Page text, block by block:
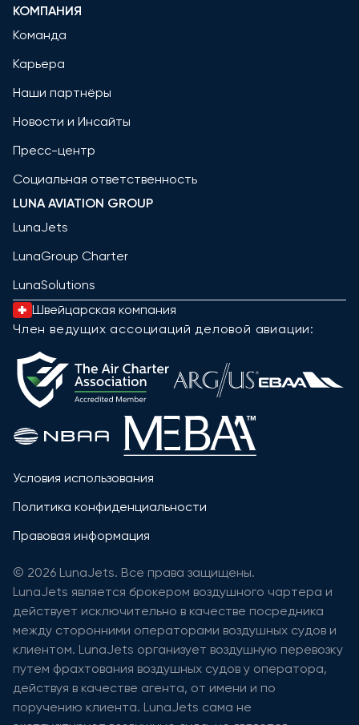
КОМПАНИЯ
Команда
Карьера
Наши партнёры
Новости и Инсайты
Пресс-центр
Социальная ответственность
LUNA AVIATION GROUP
LunaJets
LunaGroup Charter
LunaSolutions
Швейцарская компания
Член ведущих ассоциаций деловой авиации:
Условия использования
Политика конфиденциальности
Правовая информация
© 2026 LunaJets. Все права защищены.
LunaJets является брокером воздушного чартера и
действует исключительно в качестве посредника
между сторонними операторами воздушных судов и
клиентом. LunaJets организует воздушную перевозку
путем фрахтования воздушных судов у оператора,
действуя в качестве агента, от имени и по
поручению клиента. LunaJets сама не